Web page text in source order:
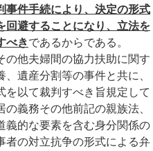
事件手続により、決定の形式
回避することになり、立法を
べきであるからである。
の他夫婦間の協力扶助に関す
遺産分割等の事件と共に、
を以て裁判すべき旨規定して
義務その他前記の親族法、
義的な要素を含む身分関係の
者の対立抗争の形式による弁